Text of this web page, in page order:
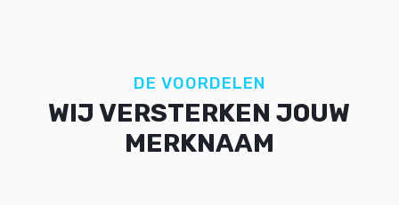
DE VOORDELEN
WIJ VERSTERKEN JOUW
MERKNAAM